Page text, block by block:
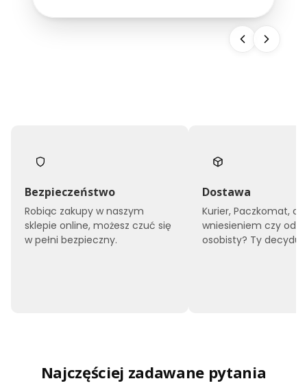
obiektu. Dlatego...
Bezpieczeństwo
Robiąc zakupy w naszym
sklepie online, możesz czuć się
w pełni bezpieczny.
Dostawa
Kurier, Paczkomat,
wniesieniem czy
osobisty? Ty
Najczęściej zadawane pytania